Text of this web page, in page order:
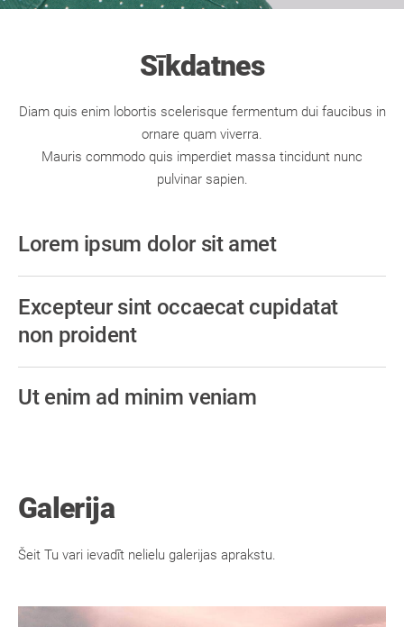
Sīkdatnes
Diam quis enim lobortis scelerisque fermentum dui faucibus in
ornare quam viverra.
Mauris commodo quis imperdiet massa tincidunt nunc
pulvinar sapien.
Lorem ipsum dolor sit amet
Excepteur sint occaecat cupidatat
non proident
Ut enim ad minim veniam
Galerija
Šeit Tu vari ievadīt nelielu galerijas aprakstu.